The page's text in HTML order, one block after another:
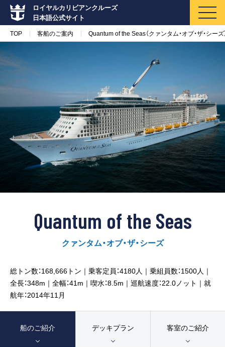
ロイヤルカリビアンクルーズ
日本語公式サイト
メルマガ登録
クルーズ検索
キャンペーン・特集
クルーズの楽しみ方
客船のご案内
トピックス パンフレット
ご予約後の流れ お問い合わせ
TOP 客船のご案内 Quantum of the Seas（クァンタム・オブ・ザ・シーズ
Quantum of the Seas
クァンタム・オブ・ザ・シーズ
総トン数：168,666トン｜乗客定員：4180人｜乗組員数：1500人｜
全長：348m｜全幅：41m｜喫水：8.5m｜巡航速度：22.0ノット｜就
航年：2014年11月
船のご紹介 デッキプラン 客室のご紹介